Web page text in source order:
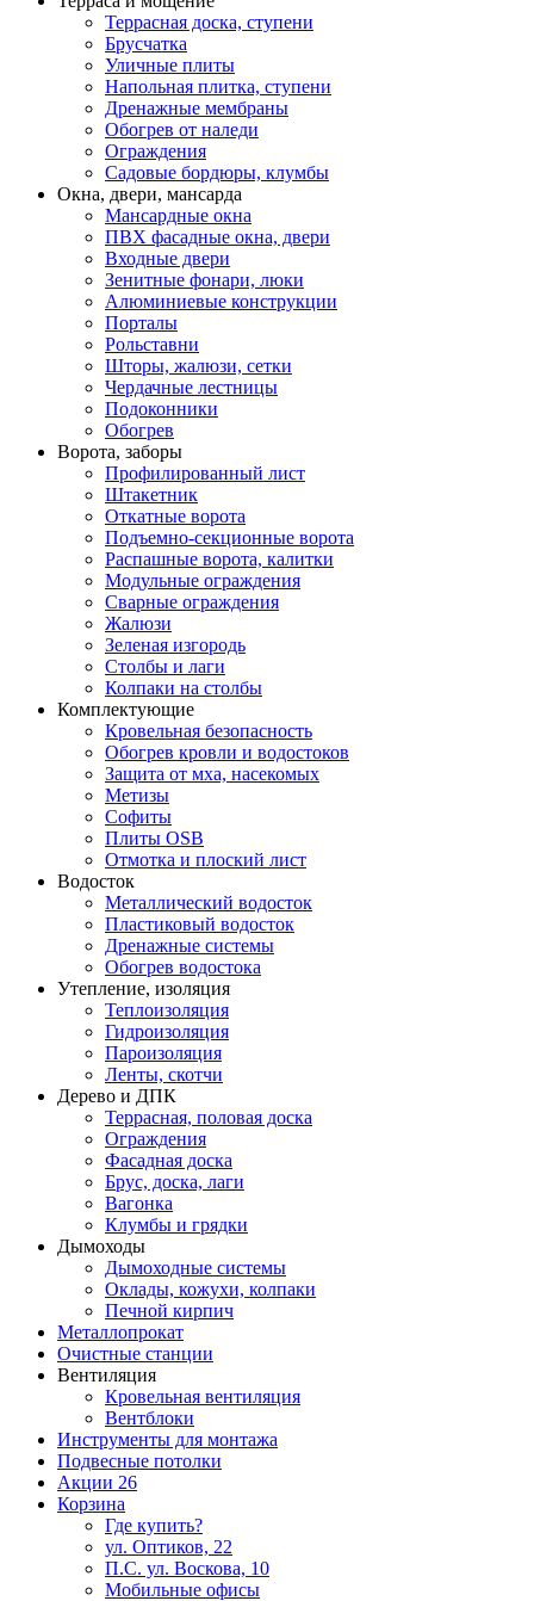
Террасная доска, ступени
Брусчатка
Уличные плиты
Напольная плитка, ступени
Дренажные мембраны
Обогрев от наледи
Ограждения
Садовые бордюры, клумбы
Окна, двери, мансарда
Мансардные окна
ПВХ фасадные окна, двери
Входные двери
Зенитные фонари, люки
Алюминиевые конструкции
Порталы
Рольставни
Шторы, жалюзи, сетки
Чердачные лестницы
Подоконники
Обогрев
Ворота, заборы
Профилированный лист
Штакетник
Откатные ворота
Подъемно-секционные ворота
Распашные ворота, калитки
Модульные ограждения
Сварные ограждения
Жалюзи
Зеленая изгородь
Столбы и лаги
Колпаки на столбы
Комплектующие
Кровельная безопасность
Обогрев кровли и водостоков
Защита от мха, насекомых
Метизы
Софиты
Плиты OSB
Отмотка и плоский лист
Водосток
Металлический водосток
Пластиковый водосток
Дренажные системы
Обогрев водостока
Утепление, изоляция
Теплоизоляция
Гидроизоляция
Пароизоляция
Ленты, скотчи
Дерево и ДПК
Террасная, половая доска
Ограждения
Фасадная доска
Брус, доска, лаги
Вагонка
Клумбы и грядки
Дымоходы
Дымоходные системы
Оклады, кожухи, колпаки
Печной кирпич
Металлопрокат
Очистные станции
Вентиляция
Кровельная вентиляция
Вентблоки
Инструменты для монтажа
Подвесные потолки
Акции 26
Корзина
Где купить?
ул. Оптиков, 22
П.С. ул. Воскова, 10
Мобильные офисы